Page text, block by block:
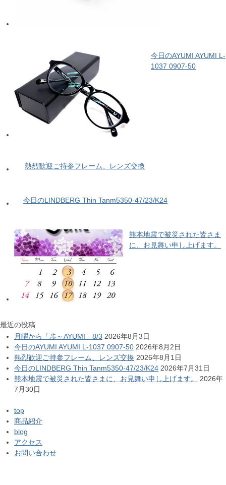
今日のAYUMI AYUMI L-
1037 0907-50
熱烈歓迎ご持参フレーム、レンズ交換
今日のLINDBERG Thin Tanm5350-47/23/K24
熊本地震で被災された皆さま
に、お見舞い申し上げます。
最近の投稿
月曜から「歩～AYUMI」8/3 2026年8月3日
今日のAYUMI AYUMI L-1037 0907-50 2026年8月2日
熱烈歓迎ご持参フレーム、レンズ交換 2026年8月1日
今日のLINDBERG Thin Tanm5350-47/23/K24 2026年7月31日
熊本地震で被災された皆さまに、お見舞い申し上げます。
2026年
7月30日
top
商品紹介
blog
アクセス
お問い合わせ